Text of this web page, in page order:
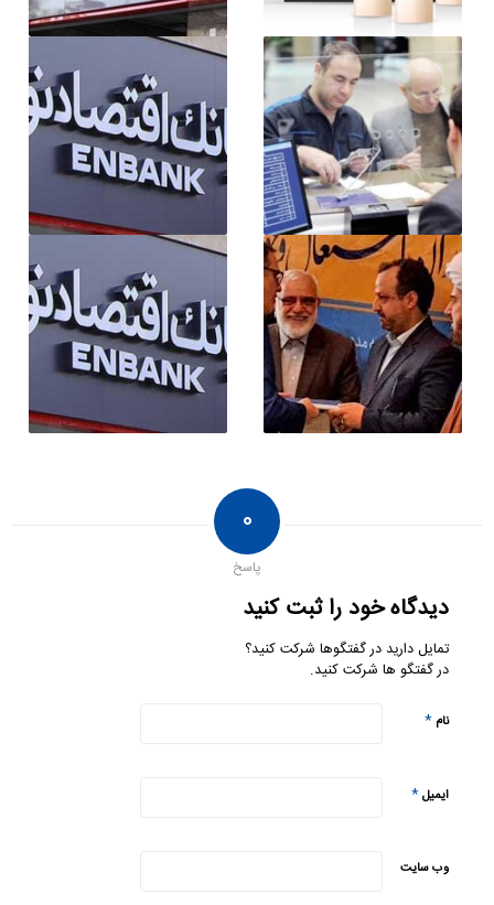
۰
پاسخ
دیدگاه خود را ثبت کنید
تمایل دارید در گفتگوها شرکت کنید؟
در گفتگو ها شرکت کنید.
نام*
ایمیل*
وب‌ سایت